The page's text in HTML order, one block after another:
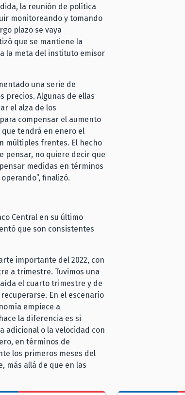
la reunión de política
monitoreando y tomando
plazo se vaya
que se mantiene la
la meta del instituto emisor
una serie de
precios. Algunas de ellas
el alza de los
compensar el aumento
tendrá en enero el
múltiples frentes. El hecho
pensar, no quiere decir que
medidas en términos
finalizó.
Central en su último
que son consistentes
importante del 2022, con
a trimestre. Tuvimos una
el cuarto trimestre y de
En el escenario
empiece a
la diferencia es si
adicional o la velocidad con
en términos de
los primeros meses del
más allá de que en las